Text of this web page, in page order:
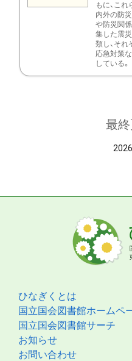
もに、こ
内外の防
や防災関
集した震
類し、そ
応急対策
している。
最
ひなぎくとは
国立国会図書館ホームペ
国立国会図書館サーチ
お知らせ
お問い合わせ